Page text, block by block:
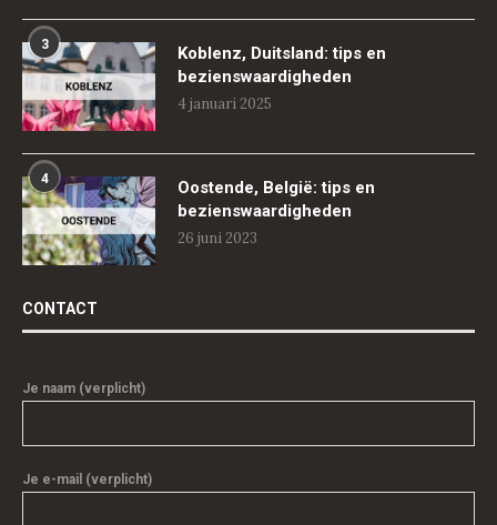
3
Koblenz, Duitsland: tips en
bezienswaardigheden
4 januari 2025
4
Oostende, België: tips en
bezienswaardigheden
26 juni 2023
CONTACT
Je naam (verplicht)
Je e-mail (verplicht)